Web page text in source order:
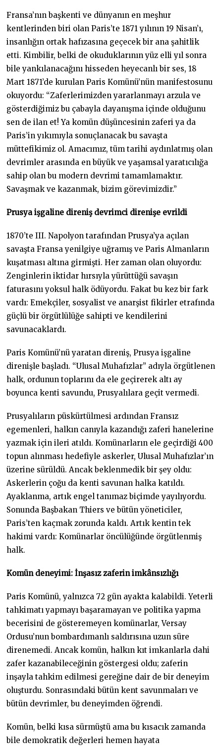
Fransa’nın başkenti ve dünyanın en meşhur
kentlerinden biri olan Paris’te 1871 yılının 19 Nisan’ı,
insanlığın ortak hafızasına geçecek bir ana şahitlik
etti. Kimbilir, belki de okuduklarının yüz elli yıl sonra
bile yankılanacağını hisseden heyecanlı bir ses, 18
Mart 1871’de kurulan Paris Komünü’nün manifestosunu
okuyordu: “Zaferlerimizden yararlanmayı arzula ve
gösterdiğimiz bu çabayla dayanışma içinde olduğunu
sen de ilan et! Ya komün düşüncesinin zaferi ya da
Paris’in yıkımıyla sonuçlanacak bu savaşta
müttefikimiz ol. Amacımız, tüm tarihi aydınlatmış olan
devrimler arasında en büyük ve yaşamsal yaratıcılığa
sahip olan bu modern devrimi tamamlamaktır.
Savaşmak ve kazanmak, bizim görevimizdir.”
Prusya işgaline direniş devrimci direnişe evrildi
1870’te III. Napolyon tarafından Prusya’ya açılan
savaşta Fransa yenilgiye uğramış ve Paris Almanların
kuşatması altına girmişti. Her zaman olan oluyordu:
Zenginlerin iktidar hırsıyla yürüttüğü savaşın
faturasını yoksul halk ödüyordu. Fakat bu kez bir fark
vardı: Emekçiler, sosyalist ve anarşist fikirler etrafında
güçlü bir örgütlülüğe sahipti ve kendilerini
savunacaklardı.
Paris Komünü’nü yaratan direniş, Prusya işgaline
direnişle başladı. “Ulusal Muhafızlar” adıyla örgütlenen
halk, ordunun toplarını da ele geçirerek altı ay
boyunca kenti savundu, Prusyalılara geçit vermedi.
Prusyalıların püskürtülmesi ardından Fransız
egemenleri, halkın canıyla kazandığı zaferi hanelerine
yazmak için ileri atıldı. Komünarların ele geçirdiği 400
topun alınması hedefiyle askerler, Ulusal Muhafızlar’ın
üzerine sürüldü. Ancak beklenmedik bir şey oldu:
Askerlerin çoğu da kenti savunan halka katıldı.
Ayaklanma, artık engel tanımaz biçimde yayılıyordu.
Sonunda Başbakan Thiers ve bütün yöneticiler,
Paris’ten kaçmak zorunda kaldı. Artık kentin tek
hakimi vardı: Komünarlar öncülüğünde örgütlenmiş
halk.
Komün deneyimi: İnşasız zaferin imkânsızlığı
Paris Komünü, yalnızca 72 gün ayakta kalabildi. Yeterli
tahkimatı yapmayı başaramayan ve politika yapma
becerisini de gösteremeyen komünarlar, Versay
Ordusu’nun bombardımanlı saldırısına uzun süre
direnemedi. Ancak komün, halkın kıt imkanlarla dahi
zafer kazanabileceğinin göstergesi oldu; zaferin
inşayla tahkim edilmesi gereğine dair de bir deneyim
oluşturdu. Sonrasındaki bütün kent savunmaları ve
bütün devrimler, bu deneyimden öğrendi.
Komün, belki kısa sürmüştü ama bu kısacık zamanda
bile demokratik değerleri hemen hayata